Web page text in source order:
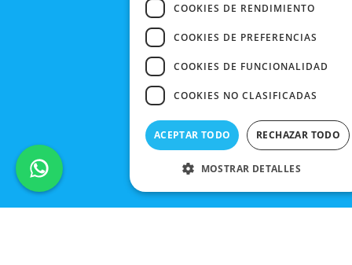
CONTACTO
COOKIES DE RENDIMIENTO
COOKIES DE PREFERENCIAS
COOKIES DE FUNCIONALIDAD
COOKIES NO CLASIFICADAS
ACEPTAR TODO RECHAZAR TODO
MOSTRAR DETALLES